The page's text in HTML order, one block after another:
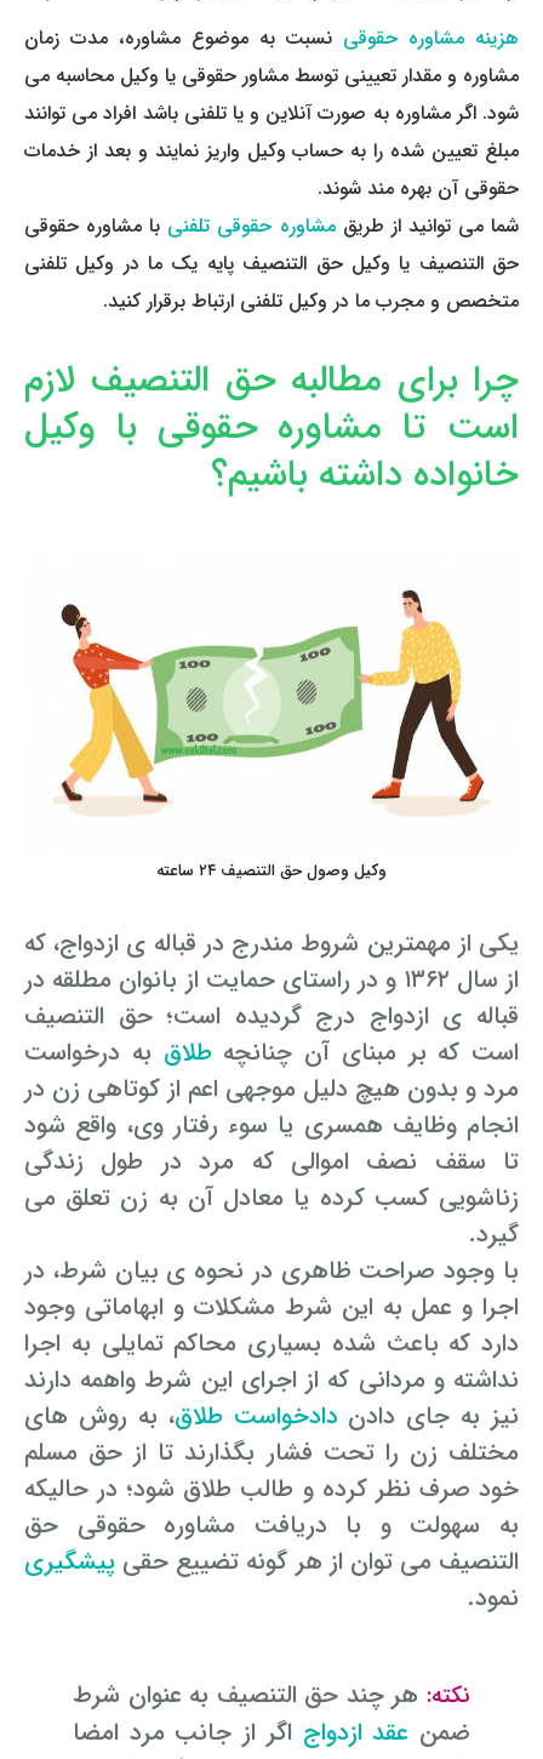
هزینه مشاوره حقوقی نسبت به موضوع مشاوره، مدت زمان
مشاوره و مقدار تعیینی توسط مشاور حقوقی یا وکیل محاسبه می
شود. اگر مشاوره به صورت آنلاین و یا تلفنی باشد افراد می توانند
مبلغ تعیین شده را به حساب وکیل واریز نمایند و بعد از خدمات
حقوقی آن بهره مند شوند.
شما می توانید از طریقمشاوره حقوقی تلفنی با مشاوره حقوقی
حق التنصیف یا وکیل حق التنصیف پایه یک ما در وکیل تلفنی
متخصص و مجرب ما در وکیل تلفنی ارتباط برقرار کنید.
چرا برای مطالبه حق التنصیف لازم
است تا مشاوره حقوقی با وکیل
خانواده داشته باشیم؟
وکیل وصول حق التنصیف ۲۴ ساعته
یکی از مهمترین شروط مندرج در قباله ی ازدواج، که
از سال ۱۳۶۲ و در راستای حمایت از بانوان مطلقه در
قباله ی ازدواج درج گردیده است؛ حق التنصیف
است که بر مبنای آن چنانچه طلاق به درخواست
مرد و بدون هیچ دلیل موجهی اعم از کوتاهی زن در
انجام وظایف همسری یا سوء رفتار وی، واقع شود
تا سقف نصف اموالی که مرد در طول زندگی
زناشویی کسب کرده یا معادل آن به زن تعلق می
گیرد.
با وجود صراحت ظاهری در نحوه ی بیان شرط، در
اجرا و عمل به این شرط مشکلات و ابهاماتی وجود
دارد که باعث شده بسیاری محاکم تمایلی به اجرا
نداشته و مردانی که از اجرای این شرط واهمه دارند
نیز به جای دادن دادخواست طلاق، به روش های
مختلف زن را تحت فشار بگذارند تا از حق مسلم
خود صرف نظر کرده و طالب طلاق شود؛ در حالیکه
به سهولت و با دریافت مشاوره حقوقی حق
التنصیف می توان از هر گونه تضییع حقی پیشگیری
نمود.
نکته: هر چند حق التنصیف به عنوان شرط
ضمن عقد ازدواج اگر از جانب مرد امضا